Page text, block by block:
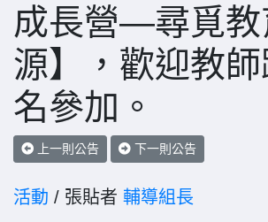
成長營—尋覓教
源】，歡迎教
名參加。
上一則公告 下一則公告
活動 / 張貼者 輔導組長